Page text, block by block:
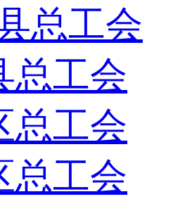
总工会
总工会
总工会
总工会